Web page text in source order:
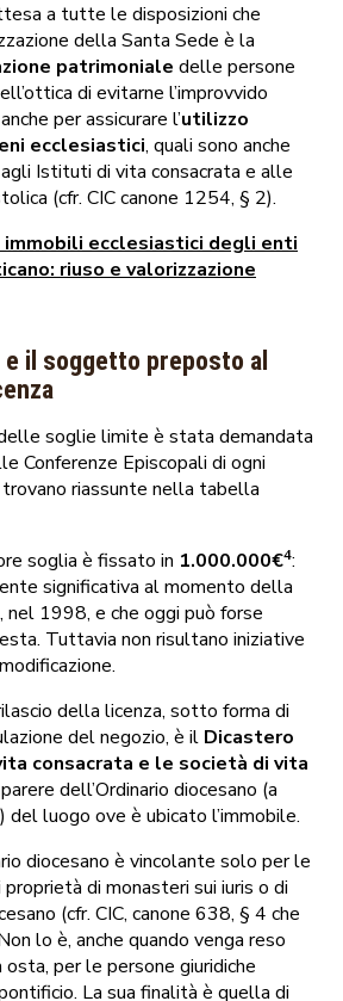
a tutte le disposizioni che
della Santa Sede è la
patrimoniale delle persone
di evitarne l’improvvido
per assicurare l’utilizzo
ecclesiastici, quali sono anche
Istituti di vita consacrata e alle
(cfr. CIC canone 1254, § 2).
immobili ecclesiastici degli enti
riuso e valorizzazione
il soggetto preposto al
soglie limite è stata demandata
Conferenze Episcopali di ogni
riassunte nella tabella
soglia è fissato in 1.000.000€4:
significativa al momento della
nel 1998, e che oggi può forse
Tuttavia non risultano iniziative
della licenza, sotto forma di
del negozio, è il Dicastero
consacrata e le società di vita
dell’Ordinario diocesano (a
del luogo ove è ubicato l’immobile.
diocesano è vincolante solo per le
di monasteri sui iuris o di
(cfr. CIC, canone 638, § 4 che
lo è, anche quando venga reso
per le persone giuridiche
La sua finalità è quella di